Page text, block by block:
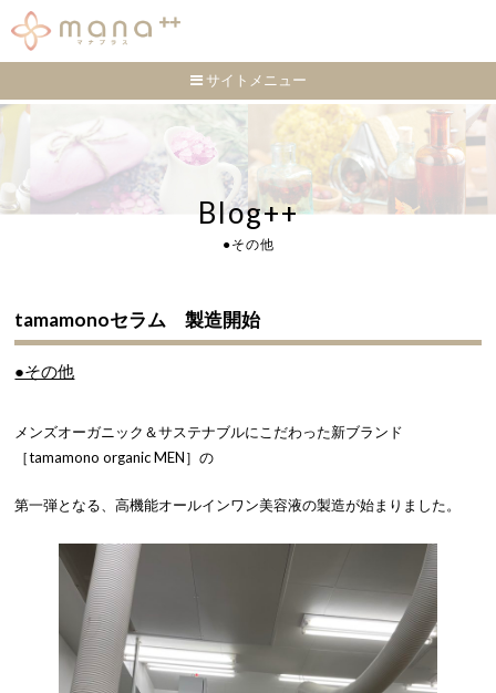
サイトメニュー
Blog++
●その他
tamamonoセラム 製造開始
●その他
メンズオーガニック＆サステナブルにこだわった新ブランド
［tamamono organic MEN］の
第一弾となる、高機能オールインワン美容液の製造が始まりました。